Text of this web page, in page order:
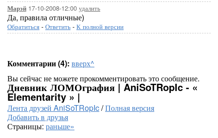
Марэй 17-10-2008-12:00 удалить
Да, правила отличные)
Обратиться - Ответить - К полной версии
Комментарии (4): вверх^
Вы сейчас не можете прокомментировать это сообщение.
Дневник ЛОМОграфия | AniSoTRopIc - «
Elementarity » |
Лента друзей AniSoTRopIc/Полная версия
Добавить в друзья
Страницы: раньше»